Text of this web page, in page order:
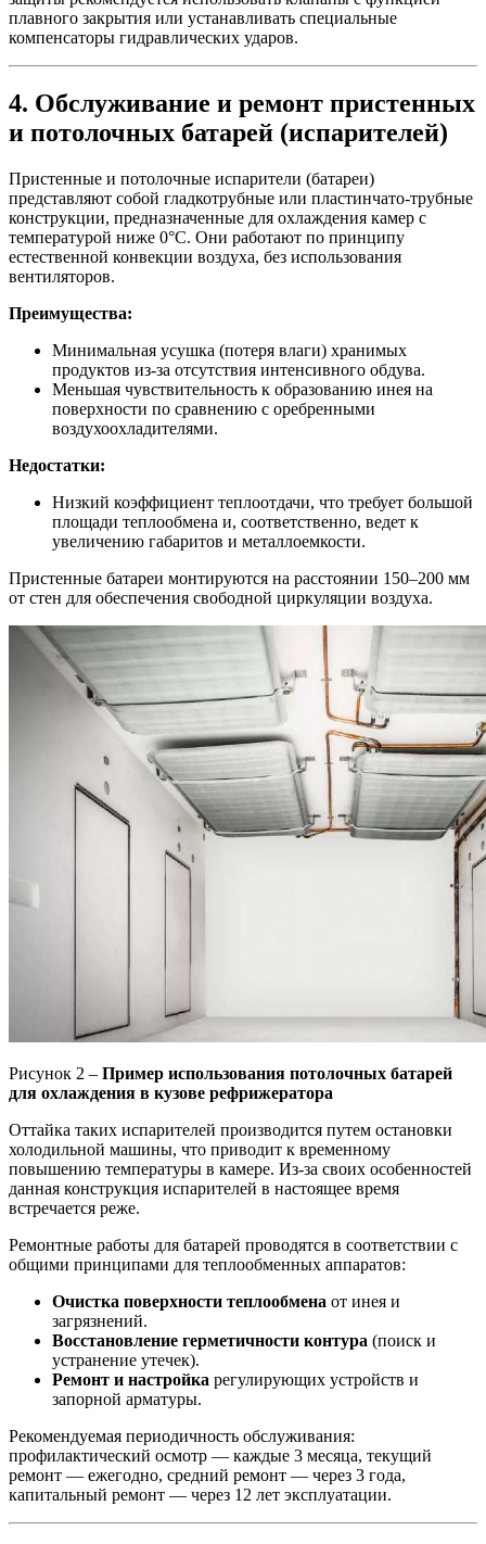
плавного закрытия или устанавливать специальные
компенсаторы гидравлических ударов.
4. Обслуживание и ремонт пристенных
и потолочных батарей (испарителей)
Пристенные и потолочные испарители (батареи)
представляют собой гладкотрубные или пластинчато-трубные
конструкции, предназначенные для охлаждения камер с
температурой ниже 0°C. Они работают по принципу
естественной конвекции воздуха, без использования
вентиляторов.
Преимущества:
Минимальная усушка (потеря влаги) хранимых
продуктов из-за отсутствия интенсивного обдува.
Меньшая чувствительность к образованию инея на
поверхности по сравнению с оребренными
воздухоохладителями.
Недостатки:
Низкий коэффициент теплоотдачи, что требует большой
площади теплообмена и, соответственно, ведет к
увеличению габаритов и металлоемкости.
Пристенные батареи монтируются на расстоянии 150–200 мм
от стен для обеспечения свободной циркуляции воздуха.
Рисунок 2 – Пример использования потолочных батарей
для охлаждения в кузове рефрижератора
Оттайка таких испарителей производится путем остановки
холодильной машины, что приводит к временному
повышению температуры в камере. Из-за своих особенностей
данная конструкция испарителей в настоящее время
встречается реже.
Ремонтные работы для батарей проводятся в соответствии с
общими принципами для теплообменных аппаратов:
Очистка поверхности теплообмена от инея и
загрязнений.
Восстановление герметичности контура (поиск и
устранение утечек).
Ремонт и настройка регулирующих устройств и
запорной арматуры.
Рекомендуемая периодичность обслуживания:
профилактический осмотр — каждые 3 месяца, текущий
ремонт — ежегодно, средний ремонт — через 3 года,
капитальный ремонт — через 12 лет эксплуатации.